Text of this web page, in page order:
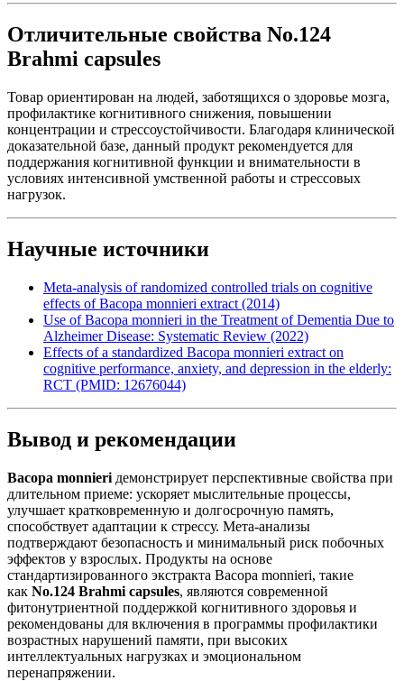
Отличительные свойства No.124
Brahmi capsules
Товар ориентирован на людей, заботящихся о здоровье мозга,
профилактике когнитивного снижения, повышении
концентрации и стрессоустойчивости. Благодаря клинической
доказательной базе, данный продукт рекомендуется для
поддержания когнитивной функции и внимательности в
условиях интенсивной умственной работы и стрессовых
нагрузок.
Научные источники
Meta-analysis of randomized controlled trials on cognitive
effects of Bacopa monnieri extract (2014)
Use of Bacopa monnieri in the Treatment of Dementia Due to
Alzheimer Disease: Systematic Review (2022)
Effects of a standardized Bacopa monnieri extract on
cognitive performance, anxiety, and depression in the elderly:
RCT (PMID: 12676044)
Вывод и рекомендации
Bacopa monnieri демонстрирует перспективные свойства при
длительном приеме: ускоряет мыслительные процессы,
улучшает кратковременную и долгосрочную память,
способствует адаптации к стрессу. Мета-анализы
подтверждают безопасность и минимальный риск побочных
эффектов у взрослых. Продукты на основе
стандартизированного экстракта Bacopa monnieri, такие
как No.124 Brahmi capsules, являются современной
фитонутриентной поддержкой когнитивного здоровья и
рекомендованы для включения в программы профилактики
возрастных нарушений памяти, при высоких
интеллектуальных нагрузках и эмоциональном
перенапряжении.